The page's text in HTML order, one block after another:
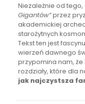
Niezależnie od
Gigantów”przez
akademickiej
starożytnych
Tekst ten jest
wierzeń dawnego
przypomina nam,
rozdziały, które dla
jak najczystsza